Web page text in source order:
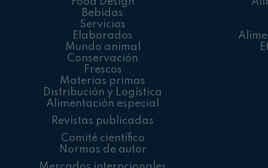
Bebidas
Servicios
Elaborados
Mundo animal
Conservación
Frescos
Materias primas
Distribución y Logística
Alimentación especial
Revistas publicadas
Comité científico
Normas de autor